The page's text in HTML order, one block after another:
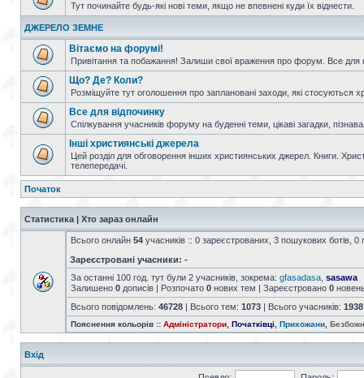
Тут починайте будь-які нові теми, якщо не впевнені куди їх віднести.
ДЖЕРЕЛО ЗЕМНЕ
Вітаємо на форумі!
Привітання та побажання! Залиши свої враження про форум. Все для
Що? Де? Коли?
Розміщуйте тут оголошення про заплановані заходи, які стосуються
Все для відпочинку
Спілкування учасників форуму на буденні теми, цікаві загадки,
Інші християнські джерела
Цей розділ для обговорення інших християнських джерел. Книги.
телепередачі.
Початок
Статистика | Хто зараз онлайн
Всього онлайн 54 учасників :: 0 зареєстрованих, 3 пошукових ботів, 0
Зареєстровані учасники: -
За останні 100 год. тут були 2 учасників, зокрема: gfasadasa sasawa
Залишено 0 дописів | Розпочато 0 нових тем | Зареєстровано 0
Всього повідомлень: 46728 | Всього тем: 1073 | Всього учасників: 1938
Пояснення кольорів :: Адміністратори Початківці Прихожани
Вхід